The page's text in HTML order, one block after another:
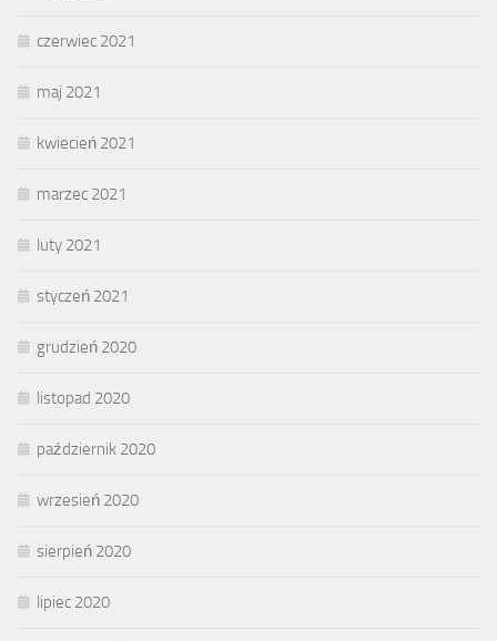
czerwiec 2021
maj 2021
kwiecień 2021
marzec 2021
luty 2021
styczeń 2021
grudzień 2020
listopad 2020
październik 2020
wrzesień 2020
sierpień 2020
lipiec 2020